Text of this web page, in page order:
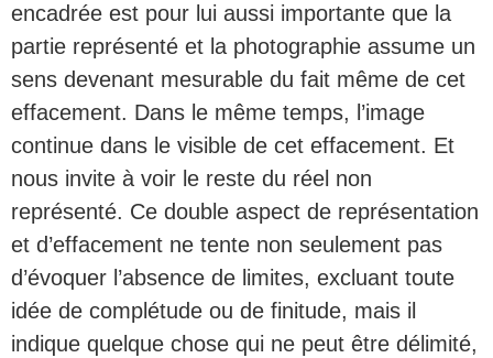
encadrée est pour lui aussi importante que la
partie représenté et la photographie assume un
sens devenant mesurable du fait même de cet
effacement. Dans le même temps, l’image
continue dans le visible de cet effacement. Et
nous invite à voir le reste du réel non
représenté. Ce double aspect de représentation
et d’effacement ne tente non seulement pas
d’évoquer l’absence de limites, excluant toute
idée de complétude ou de finitude, mais il
indique quelque chose qui ne peut être délimité,